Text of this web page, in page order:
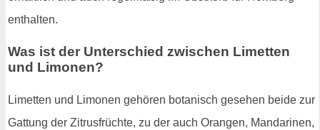
enthalten.
Was ist der Unterschied zwischen Limetten
und Limonen?
Limetten und Limonen gehören botanisch gesehen beide zur
Gattung der Zitrusfrüchte, zu der auch Orangen, Mandarinen,